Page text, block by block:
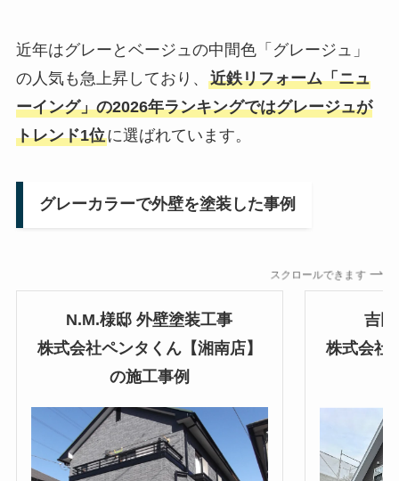
近年はグレーとベージュの中間色「グレージュ」
の人気も急上昇しており、 近鉄リフォーム「ニュ
ーイング」の2026年ランキングではグレージュが
トレンド1位に選ばれています。
グレーカラーで外壁を塗装した事例
スクロールできます
N.M.様邸 外壁塗装工事
株式会社ペンタくん【湘南店】
の施工事例
吉
株式会社